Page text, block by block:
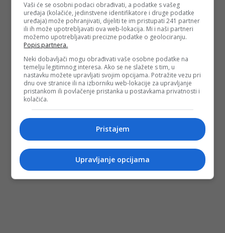
Vaši će se osobni podaci obrađivati, a podatke s vašeg
uređaja (kolačiće, jedinstvene identifikatore i druge podatke
uređaja) može pohranjivati, dijeliti te im pristupati 241 partner
ili ih može upotrebljavati ova web-lokacija. Mi i naši partneri
možemo upotrebljavati precizne podatke o geolociranju.
Popis partnera.
Neki dobavljači mogu obrađivati vaše osobne podatke na
temelju legitimnog interesa. Ako se ne slažete s tim, u
nastavku možete upravljati svojim opcijama. Potražite vezu pri
dnu ove stranice ili na izborniku web-lokacije za upravljanje
pristankom ili povlačenje pristanka u postavkama privatnosti i
kolačića.
Pristajem
Upravljanje opcijama